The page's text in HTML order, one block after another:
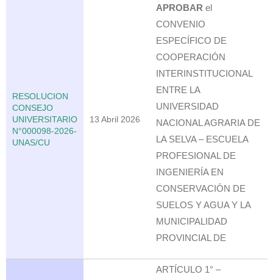
RESOLUCION
CONSEJO
UNIVERSITARIO
N°000098-2026-
UNAS/CU
13 Abril 2026
APROBARel
CONVENIO
ESPECÍFICO DE
COOPERACIÓN
INTERINSTITUCIONAL
ENTRE LA
UNIVERSIDAD
NACIONAL AGRARIA DE
LA SELVA – ESCUELA
PROFESIONAL DE
INGENIERÍA EN
CONSERVACIÓN DE
SUELOS Y AGUA Y LA
MUNICIPALIDAD
PROVINCIAL DE
ARTÍCULO 1° –